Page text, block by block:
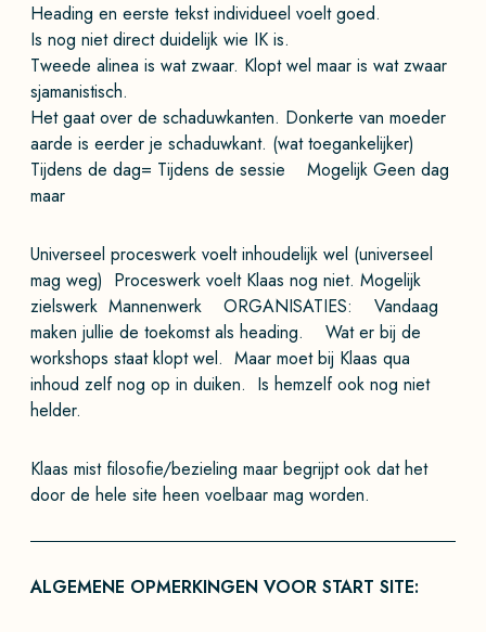
Heading en eerste tekst individueel voelt goed.
Is nog niet direct duidelijk wie IK is.
Tweede alinea is wat zwaar. Klopt wel maar is wat zwaar
sjamanistisch.
Het gaat over de schaduwkanten. Donkerte van moeder
aarde is eerder je schaduwkant. (wat toegankelijker)
Tijdens de dag= Tijdens de sessie Mogelijk Geen dag
maar
Universeel proceswerk voelt inhoudelijk wel (universeel
mag weg) Proceswerk voelt Klaas nog niet. Mogelijk
zielswerk Mannenwerk ORGANISATIES: Vandaag
maken jullie de toekomst als heading. Wat er bij de
workshops staat klopt wel. Maar moet bij Klaas qua
inhoud zelf nog op in duiken. Is hemzelf ook nog niet
helder.
Klaas mist filosofie/bezieling maar begrijpt ook dat het
door de hele site heen voelbaar mag worden.
ALGEMENE OPMERKINGEN VOOR START SITE: